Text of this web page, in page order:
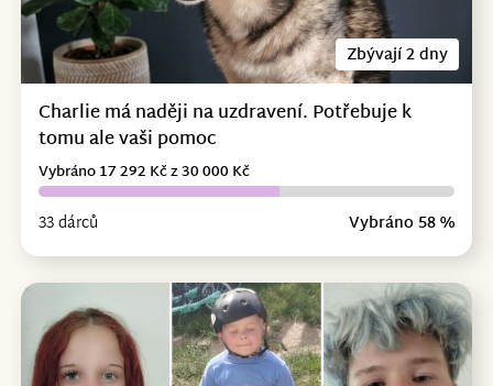
Zbývají 2 dny
Charlie má naději na uzdravení. Potřebuje k
tomu ale vaši pomoc
33 dárců Vybráno 58 %
Vybráno 17 292 Kč z 30 000 Kč